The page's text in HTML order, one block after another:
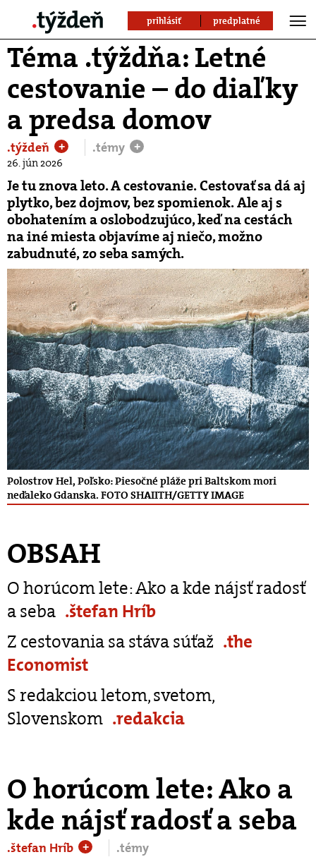
prihlásiť predplatné
Téma .týždňa: Letné
cestovanie – do diaľky
a predsa domov
.týždeň + .témy +
26. jún 2026
Je tu znova leto. A cestovanie. Cestovať sa dá aj
plytko, bez dojmov, bez spomienok. Ale aj s
obohatením a oslobodzujúco, keď na cestách
na iné miesta objavíme aj niečo, možno
zabudnuté, zo seba samých.
Polostrov Hel, Poľsko: Piesočné pláže pri Baltskom mori
neďaleko Gdanska. FOTO SHAIITH/GETTY IMAGE
OBSAH
O horúcom lete: Ako a kde nájsť radosť
a seba .štefan Hríb
Z cestovania sa stáva súťaž .the
Economist
S redakciou letom, svetom,
Slovenskom .redakcia
O horúcom lete: Ako a
kde nájsť radosť a seba
.štefan Hríb + .témy